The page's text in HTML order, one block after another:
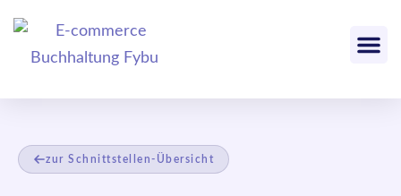
zur Schnittstellen-Übersicht